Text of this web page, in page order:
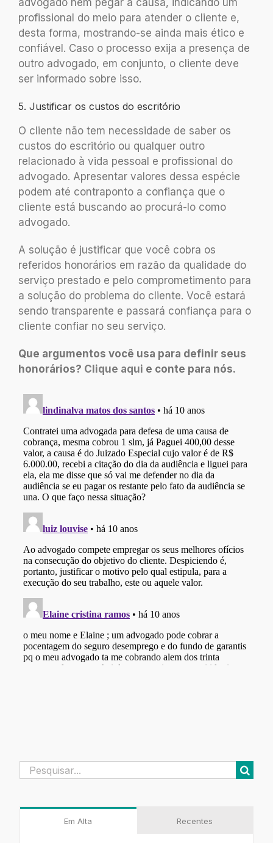
advogado nem pegar a causa, indicando um
profissional do meio para atender o cliente e,
desta forma, mostrando-se ainda mais ético e
confiável. Caso o processo exija a presença de
outro advogado, em conjunto, o cliente deve
ser informado sobre isso.
5. Justificar os custos do escritório
O cliente não tem necessidade de saber os
custos do escritório ou qualquer outro
relacionado à vida pessoal e profissional do
advogado. Apresentar valores dessa espécie
podem até contraponto a confiança que o
cliente está buscando ao procurá-lo como
advogado.
A solução é justificar que você cobra os
referidos honorários em razão da qualidade do
serviço prestado e pelo comprometimento para
a solução do problema do cliente. Você estará
sendo transparente e passará confiança para o
cliente confiar no seu serviço.
Que argumentos você usa para definir seus
honorários? Clique aqui e conte para nós.
Buscar
Em Alta Recentes